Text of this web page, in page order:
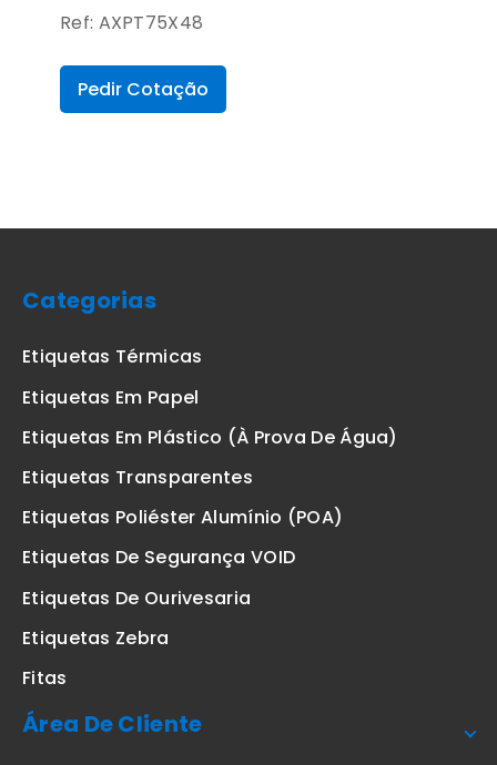
Ref: AXPT75X48
Pedir Cotação
Categorias
Etiquetas Térmicas
Etiquetas Em Papel
Etiquetas Em Plástico (à Prova De Água)
Etiquetas Transparentes
Etiquetas Poliéster Alumínio (POA)
Etiquetas De Segurança VOID
Etiquetas De Ourivesaria
Etiquetas Zebra
Fitas
Área De Cliente